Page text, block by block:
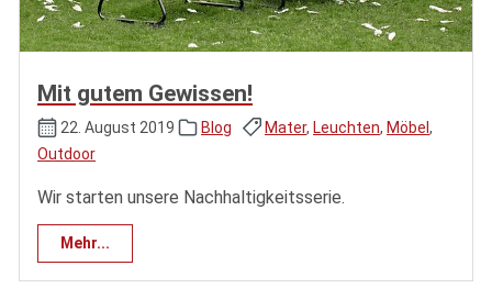
Mit gutem Gewissen!
22. August 2019 Blog Mater, Leuchten, Möbel ,
Outdoor
Wir starten unsere Nachhaltigkeitsserie.
Mehr...